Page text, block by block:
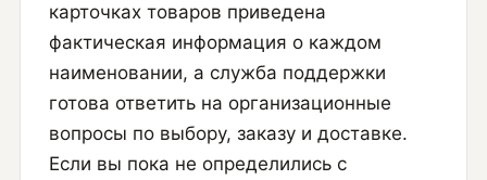
карточках товаров приведена
фактическая информация о каждом
наименовании, а служба поддержки
готова ответить на организационные
вопросы по выбору, заказу и доставке.
Если вы пока не определились с